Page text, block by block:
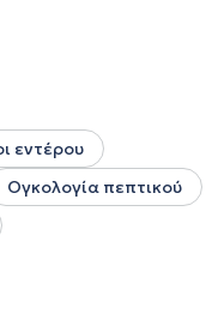
Ηνωμένο
από το
συνέχισε ως
Νοσοκομείο Πατησίων
την παραμονή του
Berkshire Hospital ως
στη σύγχρονη κλινική
ως
παράλληλα έχει
Νοσοκομείο
Από το 2015 υπηρετεί
εντέρου
Ογκολογία πεπτικού